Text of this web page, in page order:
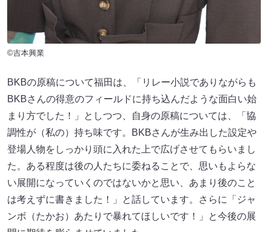
©吉本興業
BKBの原稿について福田は、「リレー小説でありながらも
BKBさんの得意のフィールドに持ち込んだような面白い始
まり方でした！」としつつ、自身の原稿については、「協
調性が（私の）持ち味です。BKBさんが生み出した設定や
登場人物をしっかり頭に入れた上で広げさせてもらいまし
た。ある程度は後の人たちに委ねることで、思いもよらな
い展開になっていくのではないかと思い、あまり後のこと
は考えずに書きました！」と話しています。さらに「ジャ
ンボ（たかお）あたりで暴れてほしいです！」と今後の展